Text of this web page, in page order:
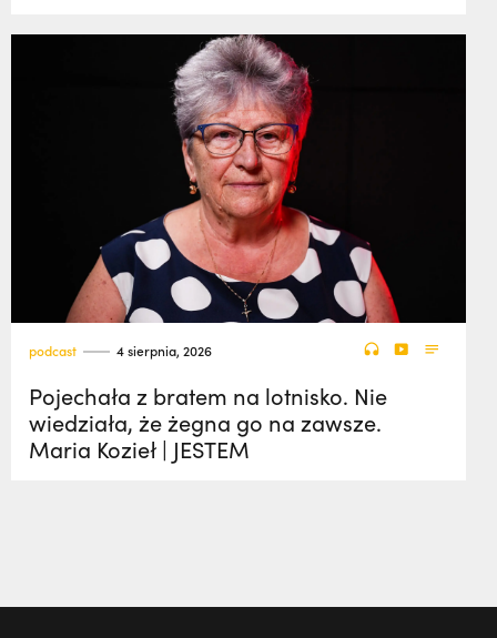
podcast 4 sierpnia, 2026
Pojechała z bratem na lotnisko. Nie
wiedziała, że żegna go na zawsze.
Maria Kozieł | JESTEM